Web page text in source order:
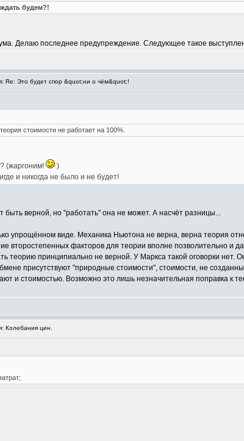
будем?!
Делаю последнее предупреждение. Следующее такое
Re: Это будет спор &quot;ни о чём&quot;!
стоимости не работает на 100%.
(жаргоним!
)
и никогда не было и не будет!
верной, но "работать" она не может. А насчёт разницы...
упрощённом виде. Механика Ньютона не верна, верна теория
второстепенных факторов для теории вполне позволительно
теорию принципиально не верной. У Маркса такой оговорки
присутствуют "природные стоимости", стоимости, не
и стоимостью. Возможно это лишь незначительная поправка к
Колебания цен.